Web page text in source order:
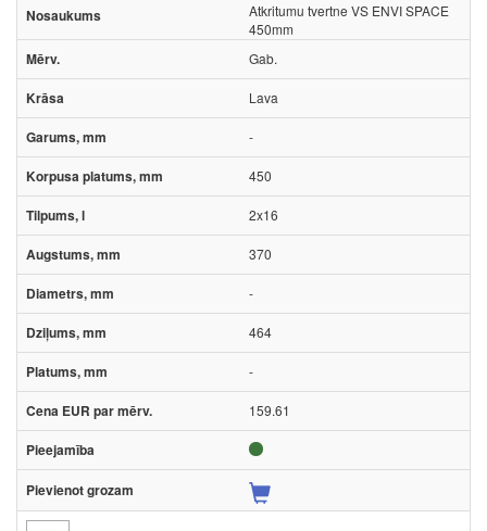
Atkritumu tvertne VS ENVI SPACE
450mm
Gab.
Lava
-
450
2x16
370
-
464
-
159.61